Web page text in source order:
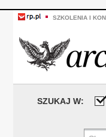
SZKOLENIA I
SZUKAJ W: